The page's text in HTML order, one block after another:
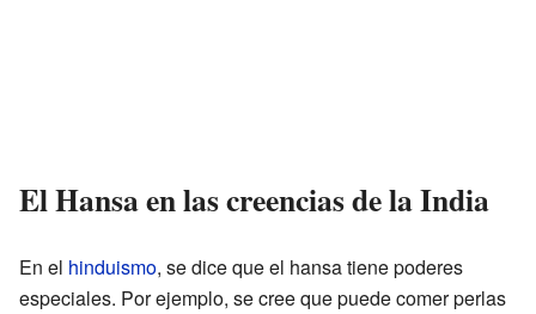
El Hansa en las creencias de la India
En el hinduismo, se dice que el hansa tiene poderes
especiales. Por ejemplo, se cree que puede comer perlas